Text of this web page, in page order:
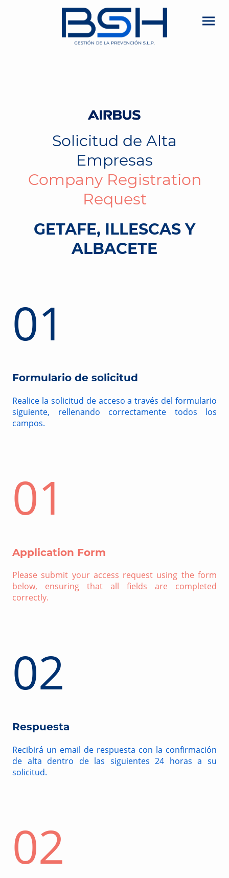
Solicitud de Alta
Empresas
Company Registration
Request
GETAFE, ILLESCAS Y
ALBACETE
01
Formulario de solicitud
Realice la solicitud de acceso a través del formulario
siguiente, rellenando correctamente todos los
campos.
01
Application Form
Please submit your access request using the form
below, ensuring that all fields are completed
correctly.
02
Respuesta
Recibirá un email de respuesta con la confirmación
de alta dentro de las siguientes 24 horas a su
solicitud.
02